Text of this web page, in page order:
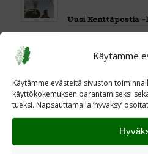
Käytämme
Käytämme evästeitä sivuston
käyttökokemuksen parantamiseksi
tueksi. Napsauttamalla ’hyvaksy’
Uusi Kenttäpostia
28.2.2024
9.2.2024